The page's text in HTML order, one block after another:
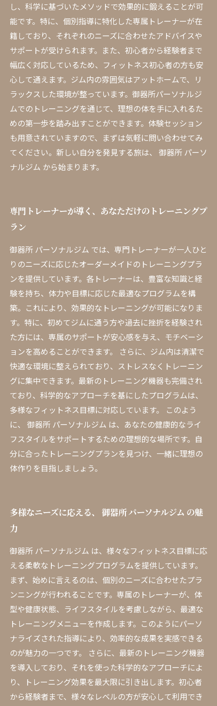
御器所 パーソナルジム で夢のボディを手に入れ
よう
し、科学に基づいたメソッドで効果的に鍛えることが可
能です。特に、個別指導に特化した専属トレーナーが在
籍しており、それぞれのニーズに合わせたアドバイスや
サポートが受けられます。また、初心者から経験者まで
幅広く対応しているため、フィットネス初心者の方も安
心して通えます。ジム内の雰囲気はアットホームで、リ
ラックスした環境が整っています。御器所パーソナルジ
ムでのトレーニングを通じて、理想の体を手に入れるた
めの第一歩を踏み出すことができます。体験セッション
も用意されていますので、まずは気軽に問い合わせてみ
てください。新しい自分を発見する旅は、 御器所 パーソ
ナルジム から始まります。
専門トレーナーが導く、あなただけのトレーニングプ
ラン
御器所 パーソナルジム では、専門トレーナーが一人ひと
りのニーズに応じたオーダーメイドのトレーニングプラ
ンを提供しています。各トレーナーは、豊富な知識と経
験を持ち、体力や目標に応じた最適なプログラムを構
築。これにより、効果的なトレーニングが可能になりま
す。特に、初めてジムに通う方や過去に挫折を経験され
た方には、専属のサポートが安心感を与え、モチベーシ
ョンを高めることができます。 さらに、ジム内は清潔で
快適な環境に整えられており、ストレスなくトレーニン
グに集中できます。最新のトレーニング機器も完備され
ており、科学的なアプローチを基にしたプログラムは、
多様なフィットネス目標に対応しています。 このよう
に、 御器所 パーソナルジム は、あなたの健康的なライ
フスタイルをサポートするための理想的な場所です。自
分に合ったトレーニングプランを見つけ、一緒に理想の
体作りを目指しましょう。
多様なニーズに応える、 御器所 パーソナルジム の魅
力
御器所 パーソナルジム は、様々なフィットネス目標に応
える柔軟なトレーニングプログラムを提供しています。
まず、始めに言えるのは、個別のニーズに合わせたプラ
ンニングが行われることです。専属のトレーナーが、体
型や健康状態、ライフスタイルを考慮しながら、最適な
トレーニングメニューを作成します。このようにパーソ
ナライズされた指導により、効率的な成果を実感できる
のが魅力の一つです。 さらに、最新のトレーニング機器
を導入しており、それを使った科学的なアプローチによ
り、トレーニング効果を最大限に引き出します。初心者
から経験者まで、様々なレベルの方が安心して利用でき